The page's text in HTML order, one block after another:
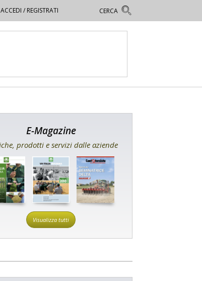
ACCEDI / REGISTRATI
E-Magazine
prodotti e servizi dalle aziende
Visualizza tutti